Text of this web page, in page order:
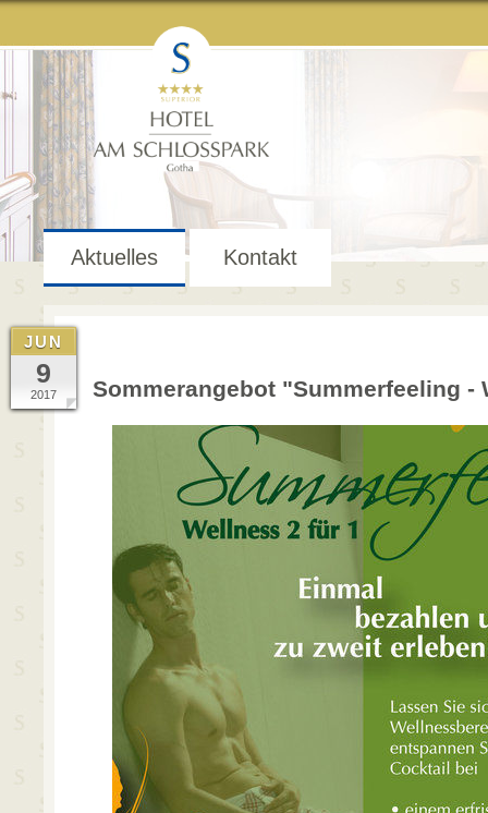
Aktuelles Kontakt
Sommerangebot "Summerfeeling -
2017
9
JUN